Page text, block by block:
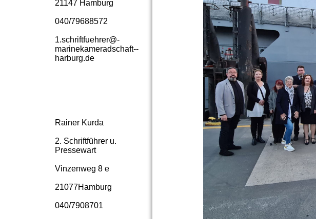
21147 Hamburg
040/79688572
1.­schriftfuehrer@­
marinekameradschaft-­
harburg.­de
Rainer Kurda
2. Schriftführer u.
Pressewart
Vinzenweg 8 e
21077Hamburg
040/7908701